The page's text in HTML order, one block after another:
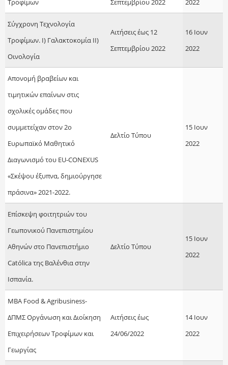
Σύγχρονη Τεχνολογία
Τροφίμων. Ι) Γαλακτοκομία ΙΙ)
Οινολογία
Αιτήσεις έως 12
Σεπτεμβρίου 2022
16 Ιουν
2022
Απονομή βραβείων και
τιμητικών επαίνων στις
σχολικές ομάδες που
συμμετείχαν στον 2ο
Ευρωπαϊκό Μαθητικό
Διαγωνισμό του EU-CONEXUS
«Σκέψου έξυπνα, δημιούργησε
πράσινα» 2021-2022.
Δελτίο Τύπου
15 Ιουν
2022
Επίσκεψη φοιτητριών του
Γεωπονικού Πανεπιστημίου
Αθηνών στο Πανεπιστήμιο
Católica της Βαλένθια στην
Ισπανία.
Δελτίο Τύπου
15 Ιουν
2022
MBA Food & Agribusiness-
ΔΠΜΣ Οργάνωση και Διοίκηση
Επιχειρήσεων Τροφίμων και
Γεωργίας
Αιτήσεις έως
24/06/2022
14 Ιουν
2022